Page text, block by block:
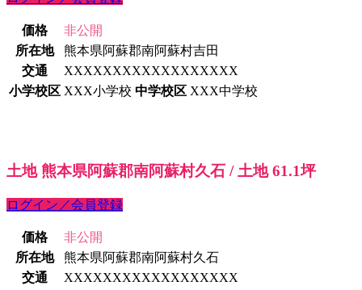
価格
非公開
所在地
熊本県阿蘇郡南阿蘇村吉田
交通
XXXXXXXXXXXXXXXXXX
小学校区 XXX小学校 中学校区 XXX中学校
土地 熊本県阿蘇郡南阿蘇村久石 / 土地 61.1坪
ログイン／会員登録
価格
非公開
所在地
熊本県阿蘇郡南阿蘇村久石
交通
XXXXXXXXXXXXXXXXXX